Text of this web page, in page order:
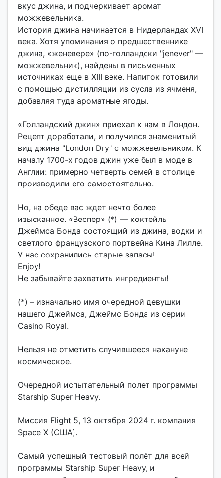
вкус джина, и подчеркивает аромат
можжевельника.
История джина начинается в Нидерландах XVI
века. Хотя упоминания о предшественнике
джина, «женевере» (по-голландски "jenever" —
можжевельник), найдены в письменных
источниках еще в XIII веке. Напиток готовили
с помощью дистилляции из сусла из ячменя,
добавляя туда ароматные ягоды.
«Голландский джин» приехал к нам в Лондон.
Рецепт доработали, и получился знаменитый
вид джина "London Dry" с можжевельником. К
началу 1700-х годов джин уже был в моде в
Англии: примерно четверть семей в столице
производили его самостоятельно.
Но, на обеде вас ждет нечто более
изысканное. «Веспер» (*) — коктейль
Джеймса Бонда состоящий из джина, водки и
светлого французского портвейна Кина Лилле.
У нас сохранились старые запасы!
Enjoy!
Не забывайте захватить ингредиенты!
(*) – изначально имя очередной девушки
нашего Джеймса, Джеймс Бонда из серии
Casino Royal.
Нельзя не отметить случившееся накануне
космическое.
Очередной испытательный полет программы
Starship Super Heavy.
Миссия Flight 5, 13 октября 2024 г. компания
Space X (США).
Самый успешный тестовый полёт для всей
программы Starship Super Heavy, и